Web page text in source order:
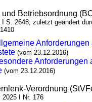
Betriebsordnung
S. 2648; zuletzt geändert
Anforderungen
(vom 23.12.2016)
Anforderungen
(vom 23.12.2016)
Verordnung
I Nr. 176